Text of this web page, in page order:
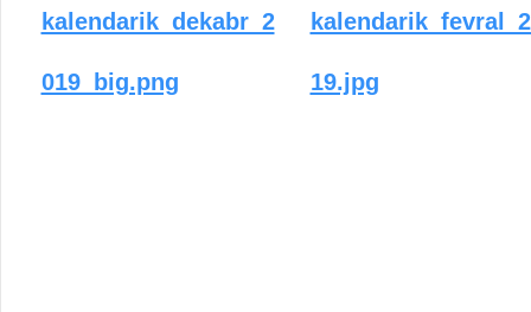
kalendarik_dekabr_2
019_big.png 19.jpg